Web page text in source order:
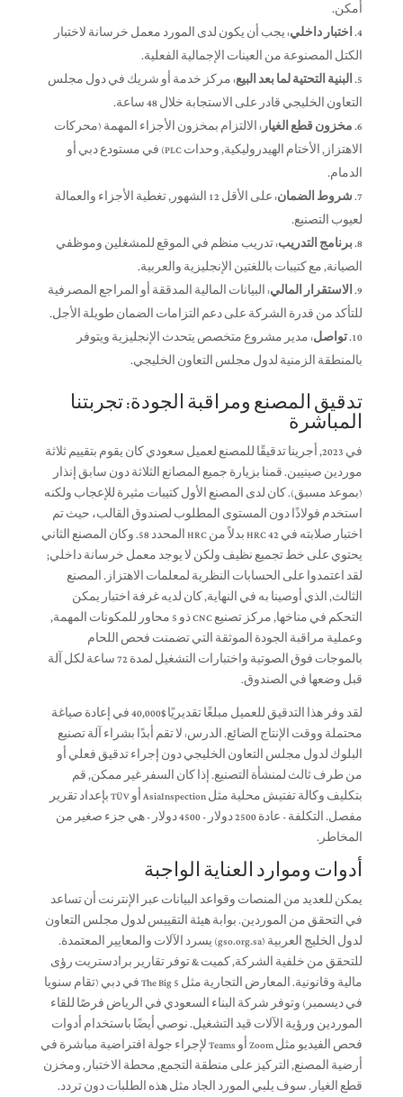
أمكن.
اختبار داخلي:يجب أن يكون لدى المورد معمل خرسانة لاختبار
الكتل المصنوعة من العينات الإجمالية الفعلية.
البنية التحتية لما بعد البيع: مركز خدمة أو شريك في دول مجلس
التعاون الخليجي قادر على الاستجابة خلال 48 ساعة.
مخزون قطع الغيار: الالتزام بمخزون الأجزاء المهمة (محركات
الاهتزاز, الأختام الهيدروليكية, وحدات PLC) في مستودع دبي أو
الدمام.
شروط الضمان:
على الأقل 12 الشهور, تغطية الأجزاء والعمالة
لعيوب التصنيع.
برنامج التدريب:تدريب منظم في الموقع للمشغلين وموظفي
الصيانة, مع كتيبات باللغتين الإنجليزية والعربية.
الاستقرار المالي: البيانات المالية المدققة أو المراجع المصرفية
للتأكد من قدرة الشركة على دعم التزامات الضمان طويلة الأجل.
تواصل: مدير مشروع متخصص يتحدث الإنجليزية ويتوفر
بالمنطقة الزمنية لدول مجلس التعاون الخليجي.
تدقيق المصنع ومراقبة الجودة: تجربتنا
المباشرة
في 2023, أجرينا تدقيقًا للمصنع لعميل سعودي كان يقوم بتقييم ثلاثة
موردين صينيين. قمنا بزيارة جميع المصانع الثلاثة دون سابق إنذار
(بموعد مسبق). كان لدى المصنع الأول كتيبات مثيرة للإعجاب ولكنه
استخدم فولاذًا دون المستوى المطلوب لصندوق القالب، حيث تم
اختبار صلابته في HRC 42 بدلاً من HRC المحدد 58. وكان المصنع الثاني
يحتوي على خط تجميع نظيف ولكن لا يوجد معمل خرسانة داخلي;
لقد اعتمدوا على الحسابات النظرية لمعلمات الاهتزاز. المصنع
الثالث, الذي أوصينا به في النهاية, كان لديه غرفة اختبار يمكن
التحكم في مناخها, مركز تصنيع CNC ذو 5 محاور للمكونات المهمة,
وعملية مراقبة الجودة الموثقة التي تضمنت فحص اللحام
بالموجات فوق الصوتية واختبارات التشغيل لمدة 72 ساعة لكل آلة
قبل وضعها في الصندوق.
لقد وفر هذا التدقيق للعميل مبلغًا تقديريًا $40,000 في إعادة صياغة
محتملة ووقت الإنتاج الضائع. الدرس: لا تقم أبدًا بشراء آلة تصنيع
البلوك لدول مجلس التعاون الخليجي دون إجراء تدقيق فعلي أو
من طرف ثالث لمنشأة التصنيع. إذا كان السفر غير ممكن, قم
بتكليف وكالة تفتيش محلية مثل AsiaInspection أو TÜV بإعداد تقرير
مفصل. التكلفة - عادة 2500 دولار - 4500 دولار - هي جزء صغير من
المخاطر.
أدوات وموارد العناية الواجبة
يمكن للعديد من المنصات وقواعد البيانات عبر الإنترنت أن تساعد
في التحقق من الموردين. بوابة هيئة التقييس لدول مجلس التعاون
لدول الخليج العربية (gso.org.sa) يسرد الآلات والمعايير المعتمدة.
للتحقق من خلفية الشركة, كميت & توفر تقارير برادستريت رؤى
مالية وقانونية. المعارض التجارية مثل The Big 5 في دبي (تقام سنويا
في ديسمبر) وتوفر شركة البناء السعودي في الرياض فرصًا للقاء
الموردين ورؤية الآلات قيد التشغيل. نوصي أيضًا باستخدام أدوات
فحص الفيديو مثل Zoom أو Teams لإجراء جولة افتراضية مباشرة في
أرضية المصنع, التركيز على منطقة التجمع, محطة الاختبار, ومخزن
قطع الغيار. سوف يلبي المورد الجاد مثل هذه الطلبات دون تردد.